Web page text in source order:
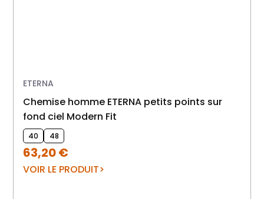
ETERNA
Chemise homme ETERNA petits points sur
fond ciel Modern Fit
40 48
63,20€
VOIR LE PRODUIT